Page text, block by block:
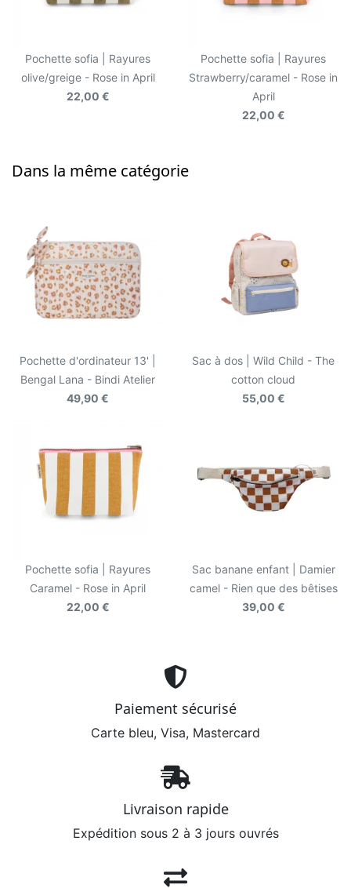
Pochette sofia | Rayures
olive/greige - Rose in April
22,00 €
Pochette sofia | Rayures
Strawberry/caramel - Rose in
April
22,00 €
Dans la même catégorie
Pochette d'ordinateur 13' |
Bengal Lana - Bindi Atelier
49,90 €
Sac à dos | Wild Child - The
cotton cloud
55,00 €
Pochette sofia | Rayures
Caramel - Rose in April
22,00 €
Sac banane enfant | Damier
camel - Rien que des bêtises
39,00 €
Paiement sécurisé
Carte bleu, Visa, Mastercard
Livraison rapide
Expédition sous 2 à 3 jours ouvrés